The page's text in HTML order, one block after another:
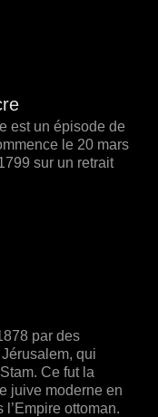
est un épisode de
le 20 mars
sur un retrait
par des
qui
Ce fut la
juive moderne en
ottoman.